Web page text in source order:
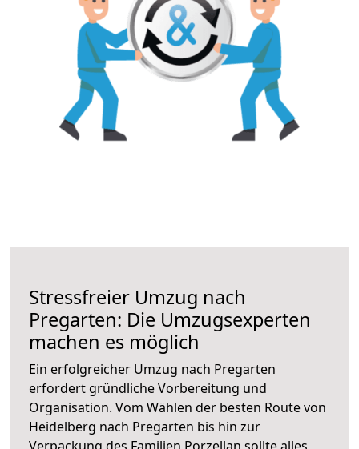
Stressfreier Umzug nach
Pregarten: Die Umzugsexperten
machen es möglich
Ein erfolgreicher Umzug nach Pregarten
erfordert gründliche Vorbereitung und
Organisation. Vom Wählen der besten Route von
Heidelberg nach Pregarten bis hin zur